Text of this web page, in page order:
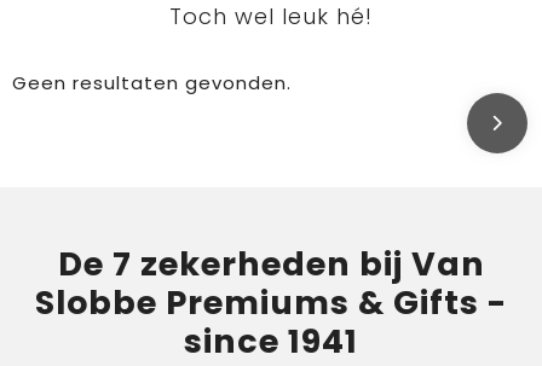
Toch wel leuk hé!
Geen resultaten gevonden.
De 7 zekerheden bij Van
Slobbe Premiums & Gifts -
since 1941